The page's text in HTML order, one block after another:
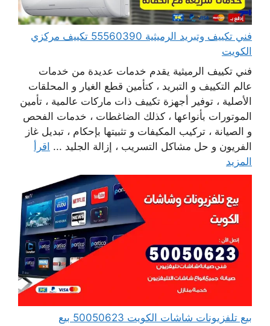
فني تكييف وتبريد الرميثية 55560390 تكييف مركزي
الكويت
فني تكييف الرميثية يقدم خدمات عديدة من خدمات
عالم التكييف و التبريد ، كتأمين قطع الغيار و المحلقات
الأصلية ، توفير أجهزة تكييف ذات ماركات عالمية ، تأمين
الموتورات بأنواعها ، كذلك الضاغطات ، خدمات الفحص
و الصيانة ، تركيب المكيفات و تثبيتها بإحكام ، تبديل غاز
الفريون و حل مشاكل التسريب ، إزالة الجليد ... اقرأ
المزيد
بيع تلفزيونات شاشات الكويت 50050623 بيع